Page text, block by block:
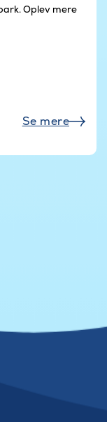
Oplev mere
Se mere